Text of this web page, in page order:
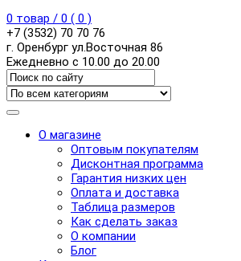
0 товар / 0 ( 0 )
+7 (3532) 70 70 76
г. Оренбург ул.Восточная 86
Ежедневно с 10.00 до 20.00
О магазине
Оптовым покупателям
Дисконтная программа
Гарантия низких цен
Оплата и доставка
Таблица размеров
Как сделать заказ
О компании
Блог